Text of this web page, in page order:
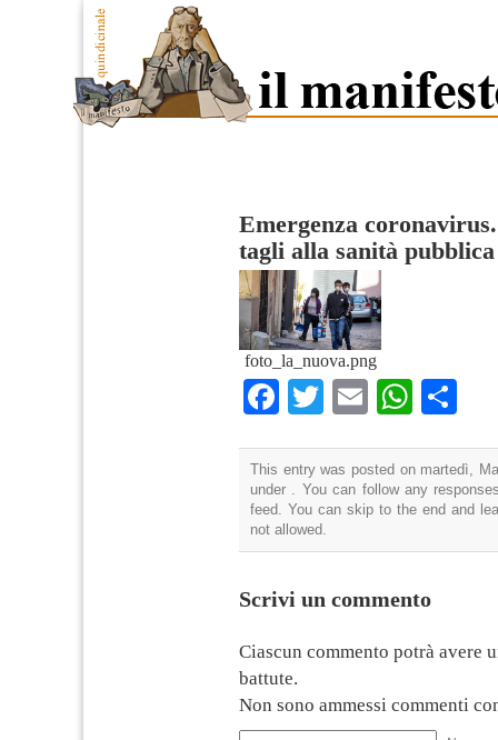
Emergenza
tagli alla sanità pubblica
foto_la_nuova.png
Facebook
TwitterEmail
This entry was posted on martedì,
under . You can follow any
feed. You can skip to the end and
not allowed.
Scrivi un commento
Ciascun commento potrà avere
battute.
Non sono ammessi commenti